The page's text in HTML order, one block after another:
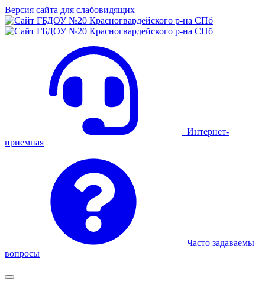
Версия сайта для слабовидящих
Интернет-
приемная
Часто задаваемы
вопросы